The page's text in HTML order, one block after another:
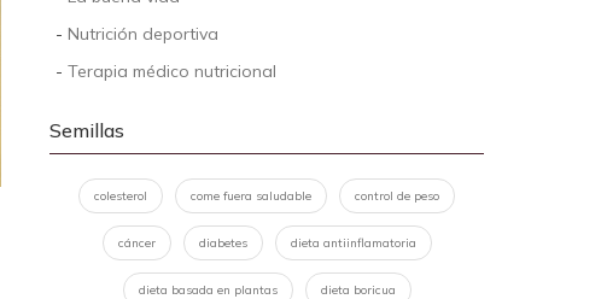
- Nutrición deportiva
- Terapia médico nutricional
Semillas
colesterol come fuera saludable control de peso
cáncer diabetes dieta antiinflamatoria
dieta basada en plantas dieta boricua